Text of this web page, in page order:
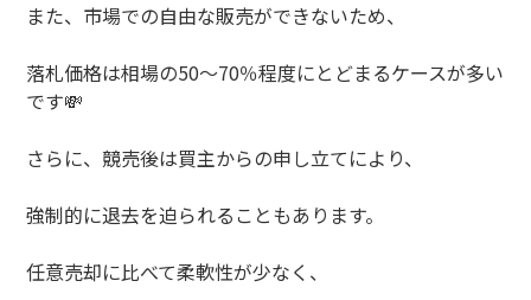
また、市場での自由な販売ができないため、
落札価格は相場の50〜70％程度にとどまるケースが多い
です💸
さらに、競売後は買主からの申し立てにより、
強制的に退去を迫られることもあります。
任意売却に比べて柔軟性が少なく、